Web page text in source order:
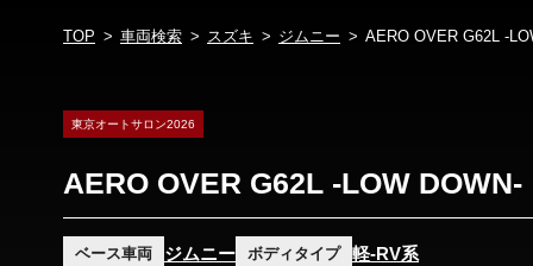
TOP 車両検索 スズキ ジムニー AERO OVER G62L -
東京オートサロン2026
AERO OVER G62L -LOW DOWN-
ベース車両 ジムニー ボディタイプ 軽-RV系